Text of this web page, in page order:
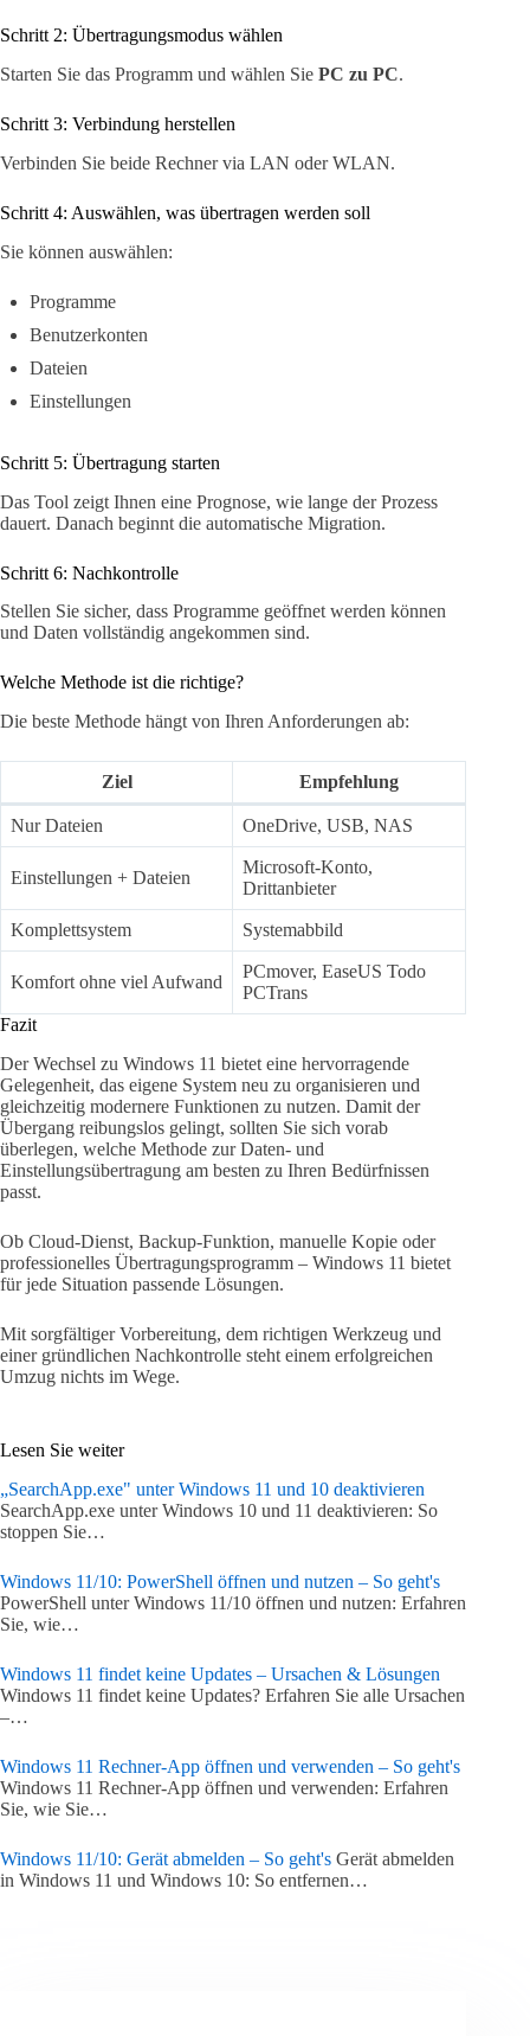
Schritt 2: Übertragungsmodus wählen
Starten Sie das Programm und wählen Sie PC zu PC.
Schritt 3: Verbindung herstellen
Verbinden Sie beide Rechner via LAN oder WLAN.
Schritt 4: Auswählen, was übertragen werden soll
Sie können auswählen:
Programme
Benutzerkonten
Dateien
Einstellungen
Schritt 5: Übertragung starten
Das Tool zeigt Ihnen eine Prognose, wie lange der Prozess
dauert. Danach beginnt die automatische Migration.
Schritt 6: Nachkontrolle
Stellen Sie sicher, dass Programme geöffnet werden können
und Daten vollständig angekommen sind.
Welche Methode ist die richtige?
Die beste Methode hängt von Ihren Anforderungen ab:
Ziel Empfehlung
Nur Dateien OneDrive, USB, NAS
Einstellungen + Dateien
Microsoft-Konto,
Drittanbieter
Komplettsystem Systemabbild
Komfort ohne viel Aufwand
PCmover, EaseUS Todo
PCTrans
Fazit
Der Wechsel zu Windows 11 bietet eine hervorragende
Gelegenheit, das eigene System neu zu organisieren und
gleichzeitig modernere Funktionen zu nutzen. Damit der
Übergang reibungslos gelingt, sollten Sie sich vorab
überlegen, welche Methode zur Daten- und
Einstellungsübertragung am besten zu Ihren Bedürfnissen
passt.
Ob Cloud-Dienst, Backup-Funktion, manuelle Kopie oder
professionelles Übertragungsprogramm – Windows 11 bietet
für jede Situation passende Lösungen.
Mit sorgfältiger Vorbereitung, dem richtigen Werkzeug und
einer gründlichen Nachkontrolle steht einem erfolgreichen
Umzug nichts im Wege.
Lesen Sie weiter
„SearchApp.exe" unter Windows 11 und 10 deaktivieren
SearchApp.exe unter Windows 10 und 11 deaktivieren: So
stoppen Sie…
Windows 11/10: PowerShell öffnen und nutzen – So geht's
PowerShell unter Windows 11/10 öffnen und nutzen: Erfahren
Sie, wie…
Windows 11 findet keine Updates – Ursachen & Lösungen
Windows 11 findet keine Updates? Erfahren Sie alle Ursachen
–…
Windows 11 Rechner-App öffnen und verwenden – So geht's
Windows 11 Rechner-App öffnen und verwenden: Erfahren
Sie, wie Sie…
Windows 11/10: Gerät abmelden – So geht's Gerät abmelden
in Windows 11 und Windows 10: So entfernen…